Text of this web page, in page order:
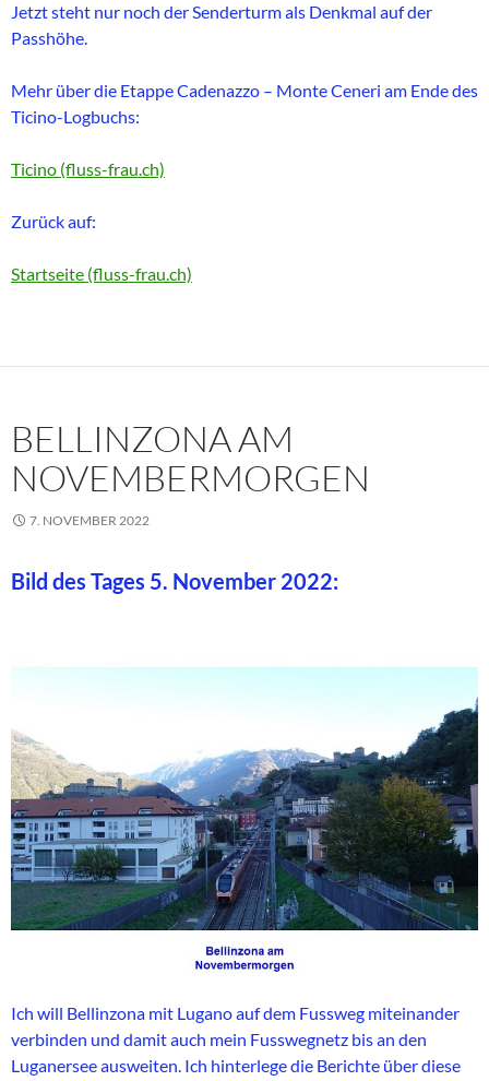
Jetzt steht nur noch der Senderturm als Denkmal auf der
Passhöhe.
Mehr über die Etappe Cadenazzo – Monte Ceneri am Ende des
Ticino-Logbuchs:
Ticino (fluss-frau.ch)
Zurück auf:
Startseite (fluss-frau.ch)
BELLINZONA AM
NOVEMBERMORGEN
7. NOVEMBER 2022
Bild des Tages 5. November 2022:
Ich will Bellinzona mit Lugano auf dem Fussweg miteinander
verbinden und damit auch mein Fusswegnetz bis an den
Luganersee ausweiten. Ich hinterlege die Berichte über diese